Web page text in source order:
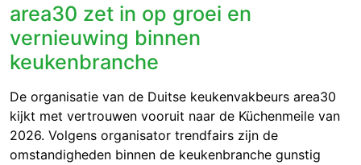
area30 zet in op groei en
vernieuwing binnen
keukenbranche
De organisatie van de Duitse keukenvakbeurs area30
kijkt met vertrouwen vooruit naar de Küchenmeile van
2026. Volgens organisator trendfairs zijn de
omstandigheden binnen de keukenbranche gunstig